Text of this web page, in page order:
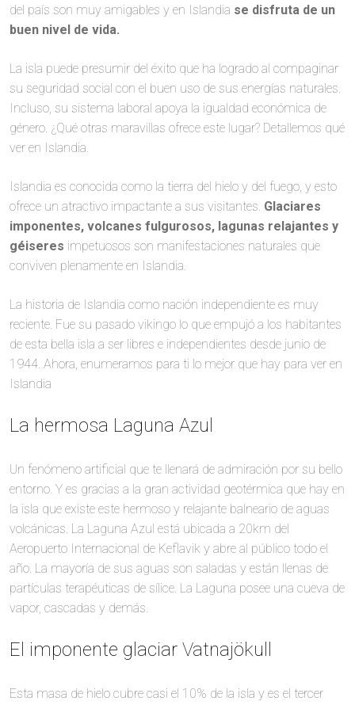
del país son muy amigables y en Islandia se disfruta de un
buen nivel de vida.
La isla puede presumir del éxito que ha logrado al compaginar
su seguridad social con el buen uso de sus energías naturales.
Incluso, su sistema laboral apoya la igualdad económica de
género. ¿Qué otras maravillas ofrece este lugar? Detallemos qué
ver en Islandia.
Islandia es conocida como la tierra del hielo y del fuego, y esto
ofrece un atractivo impactante a sus visitantes. Glaciares
imponentes, volcanes fulgurosos, lagunas relajantes y
géiseres impetuosos son manifestaciones naturales que
conviven plenamente en Islandia.
La historia de Islandia como nación independiente es muy
reciente. Fue su pasado vikingo lo que empujó a los habitantes
de esta bella isla a ser libres e independientes desde junio de
1944. Ahora, enumeramos para ti lo mejor que hay para ver en
Islandia
La hermosa Laguna Azul
Un fenómeno artificial que te llenará de admiración por su bello
entorno. Y es gracias a la gran actividad geotérmica que hay en
la isla que existe este hermoso y relajante balneario de aguas
volcánicas. La Laguna Azul está ubicada a 20km del
Aeropuerto Internacional de Keflavik y abre al público todo el
año. La mayoría de sus aguas son saladas y están llenas de
partículas terapéuticas de sílice. La Laguna posee una cueva de
vapor, cascadas y demás.
El imponente glaciar Vatnajökull
Esta masa de hielo cubre casi el 10% de la isla y es el tercer